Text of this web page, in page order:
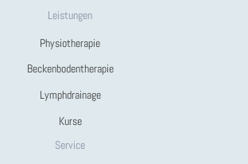
Leistungen
Physiotherapie
Beckenbodentherapie
Lymphdrainage
Kurse
Service